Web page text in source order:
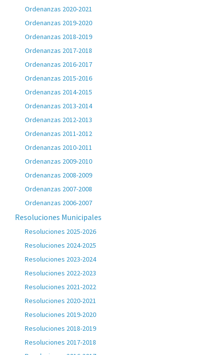
Ordenanzas 2020-2021
Ordenanzas 2019-2020
Ordenanzas 2018-2019
Ordenanzas 2017-2018
Ordenanzas 2016-2017
Ordenanzas 2015-2016
Ordenanzas 2014-2015
Ordenanzas 2013-2014
Ordenanzas 2012-2013
Ordenanzas 2011-2012
Ordenanzas 2010-2011
Ordenanzas 2009-2010
Ordenanzas 2008-2009
Ordenanzas 2007-2008
Ordenanzas 2006-2007
Resoluciones Municipales
Resoluciones 2025-2026
Resoluciones 2024-2025
Resoluciones 2023-2024
Resoluciones 2022-2023
Resoluciones 2021-2022
Resoluciones 2020-2021
Resoluciones 2019-2020
Resoluciones 2018-2019
Resoluciones 2017-2018